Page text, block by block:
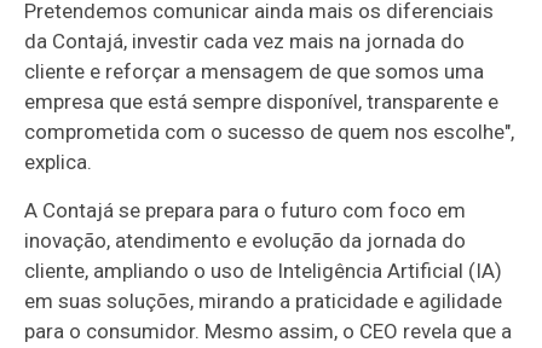
Pretendemos comunicar ainda mais os diferenciais
da Contajá, investir cada vez mais na jornada do
cliente e reforçar a mensagem de que somos uma
empresa que está sempre disponível, transparente e
comprometida com o sucesso de quem nos escolhe",
explica.
A Contajá se prepara para o futuro com foco em
inovação, atendimento e evolução da jornada do
cliente, ampliando o uso de Inteligência Artificial (IA)
em suas soluções, mirando a praticidade e agilidade
para o consumidor. Mesmo assim, o CEO revela que a